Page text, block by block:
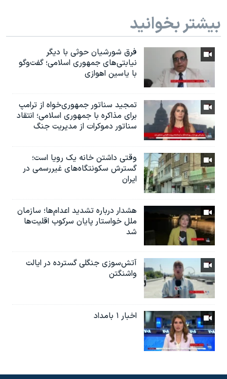
بیشتر بخوانید
فرق شورشیان حوثی با دیگر
نیابتی‌های جمهوری اسلامی؛ گفت‌وگو
با یاسین اهوازی
تمجید سناتور جمهوری‌خواه از ترامپ
برای مذاکره با جمهوری اسلامی؛ انتقاد
سناتور دموکرات از مدیریت جنگ
وقتی داشتن خانه یک رویا است؛
گسترش سکونتگاه‌های غیررسمی در
ایران
هشدار درباره تشدید اعدام‌ها؛ سازمان
ملل خواستار پایان سرکوب اقلیت‌ها
شد
آتش‌سوزی جنگلی گسترده در ایالت
واشنگتن
اخبار ۱ بامداد